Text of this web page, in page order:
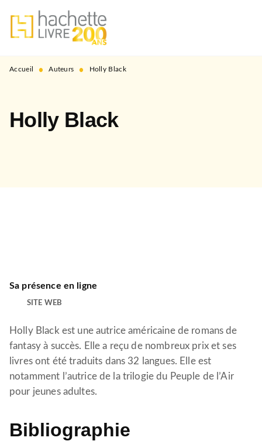
MENU RECHERCHE
PIED DE PAGE
Accueil • Auteurs • Holly Black
Holly Black
Holly Black est une autrice américaine de romans de
fantasy à succès. Elle a reçu de nombreux prix et ses
livres ont été traduits dans 32 langues. Elle est
notamment l’autrice de la trilogie du Peuple de l’Air
pour jeunes adultes.
Sa présence en ligne
SITE WEB
Bibliographie